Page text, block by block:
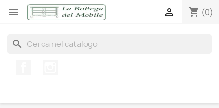
 shopping_cart (0)

search